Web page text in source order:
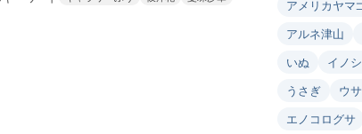
アメリカヤマ
アルネ津山
いぬ
イノ
うさぎ
ウ
エノコログサ